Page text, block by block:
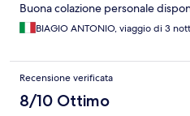
Buona colazione personale
BIAGIO ANTONIO, viaggio di 3
Recensione verificata
8/10 Ottimo